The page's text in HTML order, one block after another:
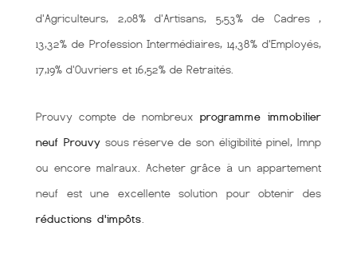
d'Agriculteurs, 2,08% d'Artisans, 5,53% de Cadres ,
13,32% de Profession Intermédiaires, 14,38% d'Employés,
17,19% d'Ouvriers et 16,52% de Retraités.
Prouvy compte de nombreux programme immobilier
neuf Prouvysous réserve de son éligibilité pinel, lmnp
ou encore malraux. Acheter grâce à un appartement
neuf est une excellente solution pour obtenir des
réductions d'impôts